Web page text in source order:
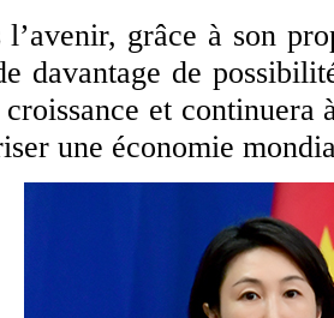
l’avenir, grâce à son
davantage de
croissance et
une économie